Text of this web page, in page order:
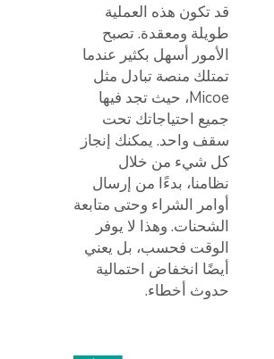
قد تكون هذه العملية
طويلة ومعقدة. تصبح
الأمور أسهل بكثير عندما
تمتلك منصة تبادل مثل
Micoe، حيث تجد فيها
جميع احتياجاتك تحت
سقف واحد. يمكنك إنجاز
كل شيء من خلال
نظامنا، بدءًا من إرسال
أوامر الشراء وحتى متابعة
الشحنات. وهذا لا يوفر
الوقت فحسب، بل يعني
أيضًا انخفاض احتمالية
حدوث أخطاء.